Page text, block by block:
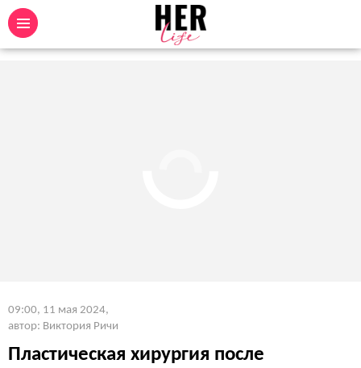
09:00, 11 мая 2024,
автор: Виктория Ричи
Пластическая хирургия после